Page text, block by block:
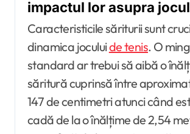
impactul lor asupra
Caracteristicile săriturii sunt
dinamica joculuide tenis. O
standard ar trebui să aibă o
săritură cuprinsă între
147 de centimetri atunci când
cadă de la o înălțime de 2,54